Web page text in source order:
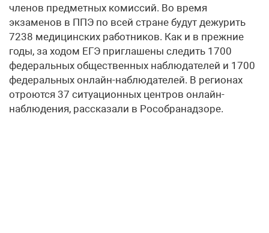
членов предметных комиссий. Во время
экзаменов в ППЭ по всей стране будут дежурить
7238 медицинских работников. Как и в прежние
годы, за ходом ЕГЭ приглашены следить 1700
федеральных общественных наблюдателей и 1700
федеральных онлайн-наблюдателей. В регионах
отроются 37 ситуационных центров онлайн-
наблюдения, рассказали в Рособранадзоре.